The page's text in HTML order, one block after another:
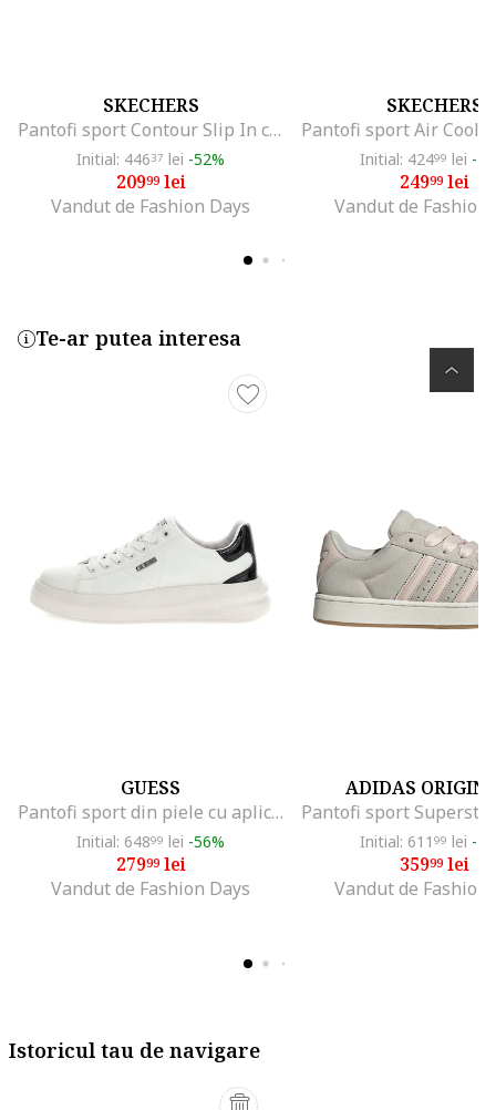
SKECHERS
Pantofi sport Contour Slip In cu garnituri din piele ecologica, Alb/Coral
Initial: 44637 lei -52%
20999lei
Vandut de Fashion Days
SKECHERS
Initial: 42499 lei -
24999lei
Vandut de Fashion
Te-ar putea interesa
GUESS
Pantofi sport din piele cu aplicatie logo, Alb/Negru
Initial: 64899 lei -56%
27999lei
Vandut de Fashion Days
ADIDAS
Initial: 611 99 lei -
35999lei
Vandut de Fashion
Istoricul tau de navigare